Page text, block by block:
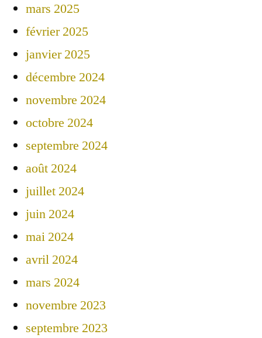
mars 2025
février 2025
janvier 2025
décembre 2024
novembre 2024
octobre 2024
septembre 2024
août 2024
juillet 2024
juin 2024
mai 2024
avril 2024
mars 2024
novembre 2023
septembre 2023